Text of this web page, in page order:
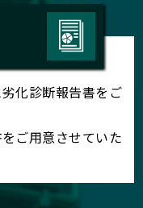
化診断報告書をご
をご用意させていた